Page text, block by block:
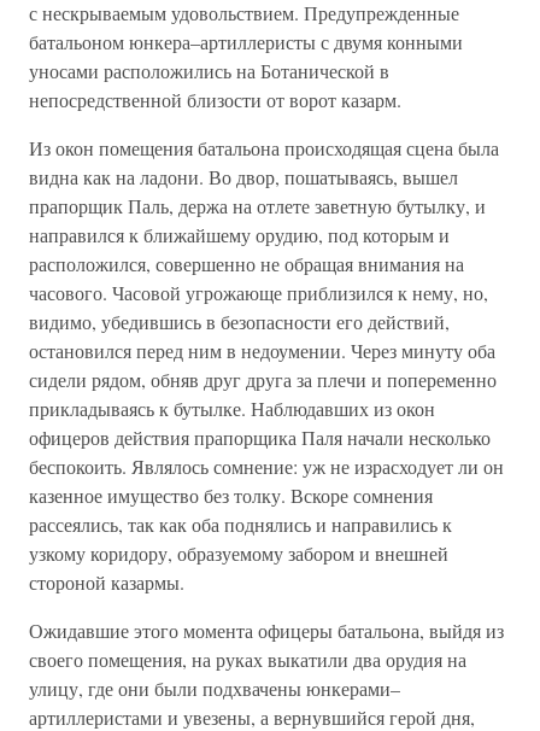
с нескрываемым удовольствием. Предупрежденные
батальоном юнкера–артиллеристы с двумя конными
уносами расположились на Ботанической в
непосредственной близости от ворот казарм.
Из окон помещения батальона происходящая сцена была
видна как на ладони. Во двор, пошатываясь, вышел
прапорщик Паль, держа на отлете заветную бутылку, и
направился к ближайшему орудию, под которым и
расположился, совершенно не обращая внимания на
часового. Часовой угрожающе приблизился к нему, но,
видимо, убедившись в безопасности его действий,
остановился перед ним в недоумении. Через минуту оба
сидели рядом, обняв друг друга за плечи и попеременно
прикладываясь к бутылке. Наблюдавших из окон
офицеров действия прапорщика Паля начали несколько
беспокоить. Являлось сомнение: уж не израсходует ли он
казенное имущество без толку. Вскоре сомнения
рассеялись, так как оба поднялись и направились к
узкому коридору, образуемому забором и внешней
стороной казармы.
Ожидавшие этого момента офицеры батальона, выйдя из
своего помещения, на руках выкатили два орудия на
улицу, где они были подхвачены юнкерами–
артиллеристами и увезены, а вернувшийся герой дня,